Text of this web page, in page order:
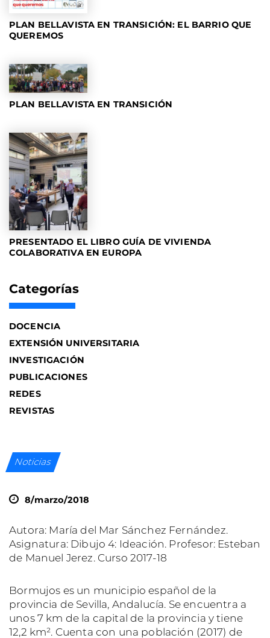
PLAN BELLAVISTA EN TRANSICIÓN: EL BARRIO QUE
QUEREMOS
PLAN BELLAVISTA EN TRANSICIÓN
PRESENTADO EL LIBRO GUÍA DE VIVIENDA
COLABORATIVA EN EUROPA
Categorías
DOCENCIA
EXTENSIÓN UNIVERSITARIA
INVESTIGACIÓN
PUBLICACIONES
REDES
REVISTAS
Noticias
8/marzo/2018
Autora: María del Mar Sánchez Fernández.
Asignatura: Dibujo 4: Ideación. Profesor: Esteban
de Manuel Jerez. Curso 2017-18
Bormujos es un municipio español de la
provincia de Sevilla, Andalucía. Se encuentra a
unos 7 km de la capital de la provincia y tiene
12,2 km². Cuenta con una población (2017) de